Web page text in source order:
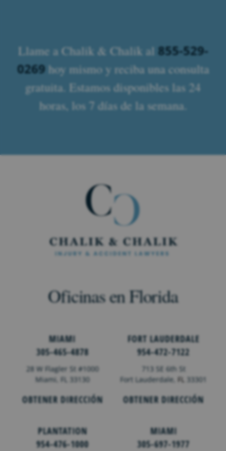
Llame a Chalik & Chalik al 855-529-
0269hoy mismo y reciba una consulta
gratuita. Estamos disponibles las 24
horas, los 7 días de la semana.
Oficinas en Florida
MIAMI
305-465-4878
28 W Flagler St #1000
Miami, FL 33130
OBTENER DIRECCIÓN
FORT LAUDERDALE
954-472-7122
713 SE 6th St
Fort Lauderdale,FL 33301
OBTENER DIRECCIÓN
PLANTATION
954-476-1000
MIAMI
305-697-1977